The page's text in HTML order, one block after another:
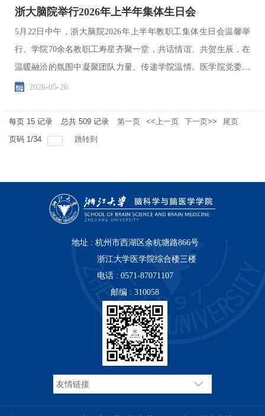
浙大脑院举行2026年上半年集体生日会
5月22日中午，浙大脑院2026年上半年教职工集体生日会温馨举
行。学院70余名教职工寿星齐聚一堂，共话情谊、共贺生辰，在
温暖融洽的氛围中凝聚团队力量、传递学院温情。医学院党委常
务副书记兼副院长王庆文莅临活动现场，为上半年过生日的...
2026-05-26
每页 15记录 总共 509记录 第一页 <<上一页 下一页>>
尾页
页码 1/34 跳转到
地址 : 杭州市西湖区余杭塘路866号
浙江大学医学院综合楼三楼
电话 : 0571-87071107
邮编 : 310058